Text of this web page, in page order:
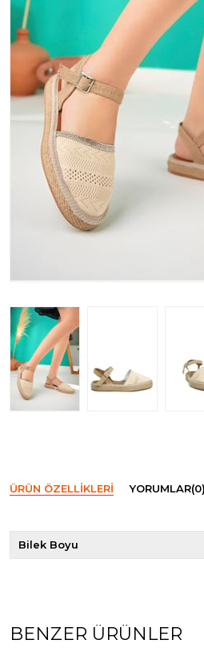
ÜRÜN ÖZELLIKLERI YORUMLAR(0)
Bilek Boyu
BENZER ÜRÜNLER